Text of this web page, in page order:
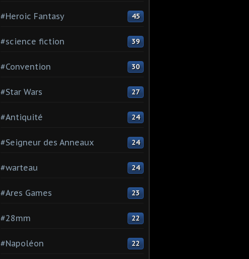
#Heroic Fantasy 45
#science fiction 39
#Convention 30
#Star Wars 27
#Antiquité 24
#Seigneur des Anneaux 24
#warteau 24
#Ares Games 23
#28mm 22
#Napoléon 22